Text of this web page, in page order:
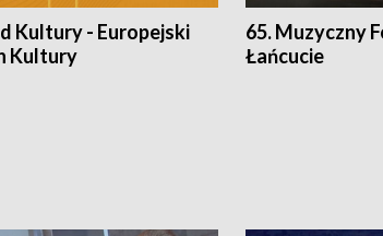
Kultury - Europejski
Kultury
65. Muzyczny
Łańcucie